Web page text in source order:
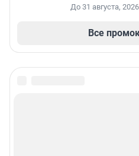
До 31 августа, 2026
Все